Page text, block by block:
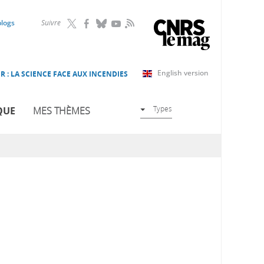
Suivre RSS
English version
: LA SCIENCE FACE AUX INCENDIES
MES THÈMES Types